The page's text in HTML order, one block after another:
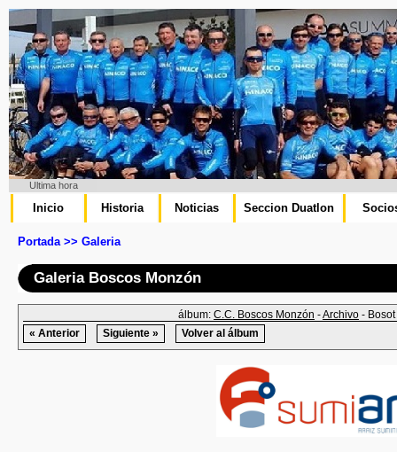
Ultima hora
Inicio Historia Noticias Seccion Duatlon
Portada >> Galeria
Galeria Boscos Monzón
álbum: C.C. Boscos Monzón -Archivo -
« Anterior
Siguiente » Volver al álbum